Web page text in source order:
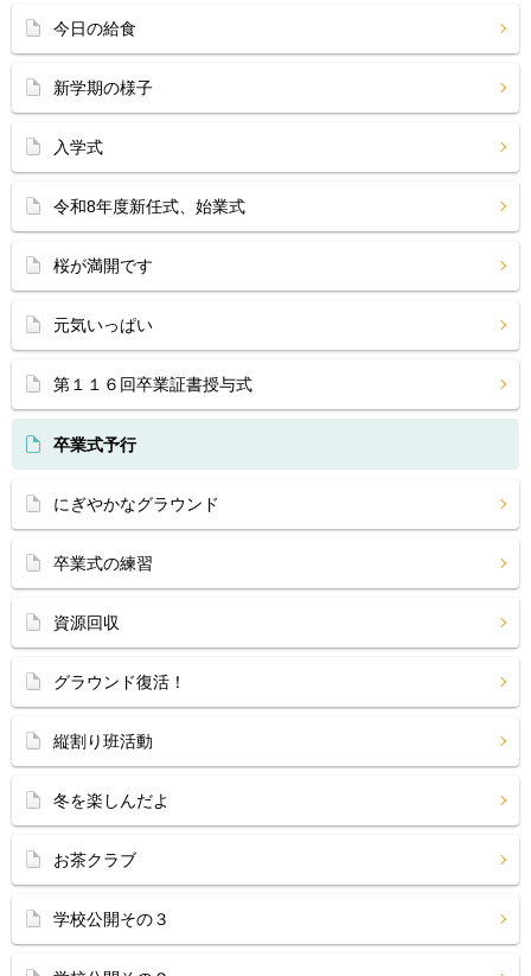
今日の給食
新学期の様子
入学式
令和8年度新任式、始業式
桜が満開です
元気いっぱい
第１１６回卒業証書授与式
卒業式予行
にぎやかなグラウンド
卒業式の練習
資源回収
グラウンド復活！
縦割り班活動
冬を楽しんだよ
お茶クラブ
学校公開その３